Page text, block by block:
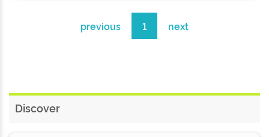
previous 1 next
Discover